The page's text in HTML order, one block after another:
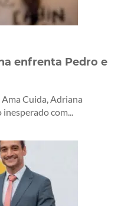
enfrenta Pedro e
Cuida, Adriana
com...